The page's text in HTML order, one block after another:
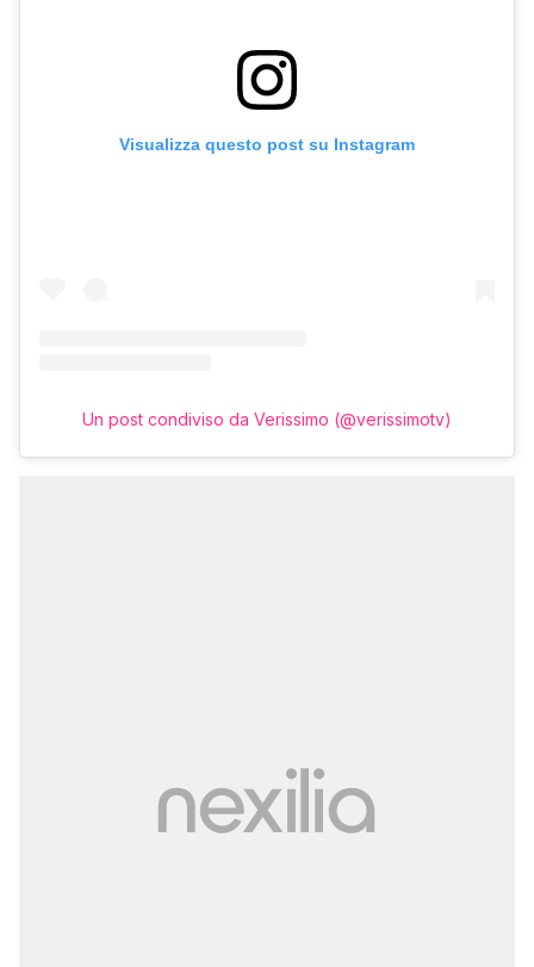
Visualizza questo post su Instagram
Un post condiviso da Verissimo (@verissimotv)